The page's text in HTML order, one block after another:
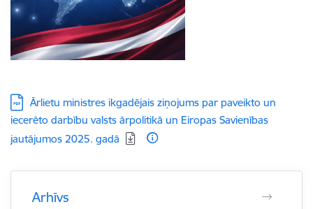
Lejupielādēt:
Ārlietu ministres ikgadējais ziņojums par paveikto un
iecerēto darbību valsts ārpolitikā un Eiropas Savienības
jautājumos 2025. gadā
Arhīvs